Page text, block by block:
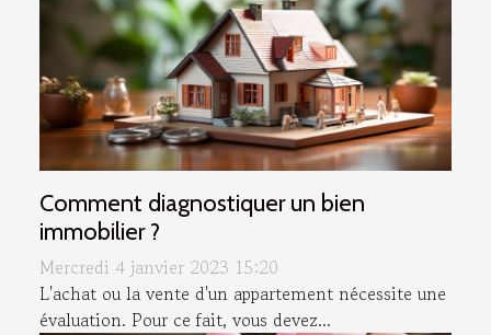
Comment diagnostiquer un bien
immobilier ?
Mercredi 4 janvier 2023 15:20
L'achat ou la vente d'un appartement nécessite une
évaluation. Pour ce fait, vous devez...